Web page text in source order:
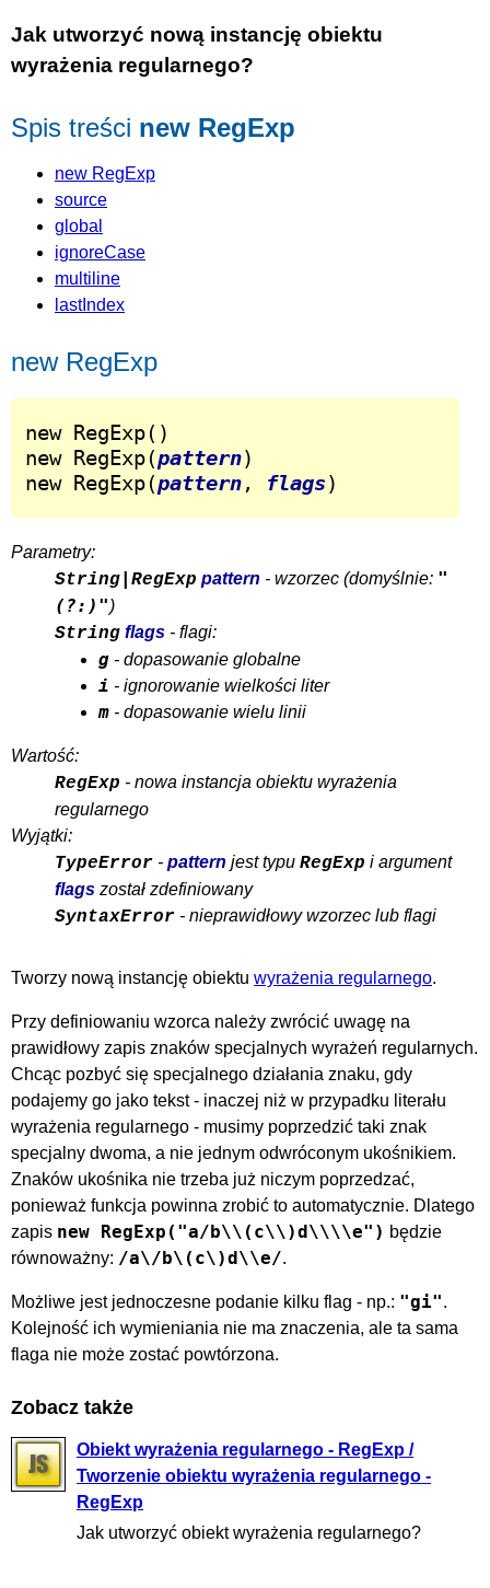
Jak utworzyć nową instancję obiektu
wyrażenia regularnego?
Spis treści new RegExp
new RegExp
source
global
ignoreCase
multiline
lastIndex
new RegExp
new RegExp()
new RegExp(pattern)
new RegExp(pattern, flags)
Parametry:
String|RegExp pattern - wzorzec (domyślnie: "
(?:)")
String flags - flagi:
g - dopasowanie globalne
i - ignorowanie wielkości liter
m - dopasowanie wielu linii
Wartość:
RegExp - nowa instancja obiektu wyrażenia
regularnego
Wyjątki:
TypeError - pattern jest typu RegExp i argument
flags został zdefiniowany
SyntaxError - nieprawidłowy wzorzec lub flagi
Tworzy nową instancję obiektu wyrażenia regularnego.
Przy definiowaniu wzorca należy zwrócić uwagę na
prawidłowy zapis znaków specjalnych wyrażeń regularnych.
Chcąc pozbyć się specjalnego działania znaku, gdy
podajemy go jako tekst - inaczej niż w przypadku literału
wyrażenia regularnego - musimy poprzedzić taki znak
specjalny dwoma, a nie jednym odwróconym ukośnikiem.
Znaków ukośnika nie trzeba już niczym poprzedzać,
ponieważ funkcja powinna zrobić to automatycznie. Dlatego
zapis new RegExp("a/b\\(c\\)d\\\\e") będzie
równoważny: /a\/b\(c\)d\\e/.
Możliwe jest jednoczesne podanie kilku flag - np.: "gi".
Kolejność ich wymieniania nie ma znaczenia, ale ta sama
flaga nie może zostać powtórzona.
Zobacz także
Obiekt wyrażenia regularnego - RegExp /
Tworzenie obiektu wyrażenia regularnego -
RegExp
Jak utworzyć obiekt wyrażenia regularnego?